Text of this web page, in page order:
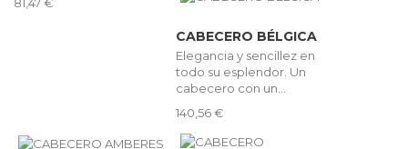
CABECERO BÉLGICA
Elegancia y sencillez en
todo su esplendor. Un
cabecero con un...
140,56 €